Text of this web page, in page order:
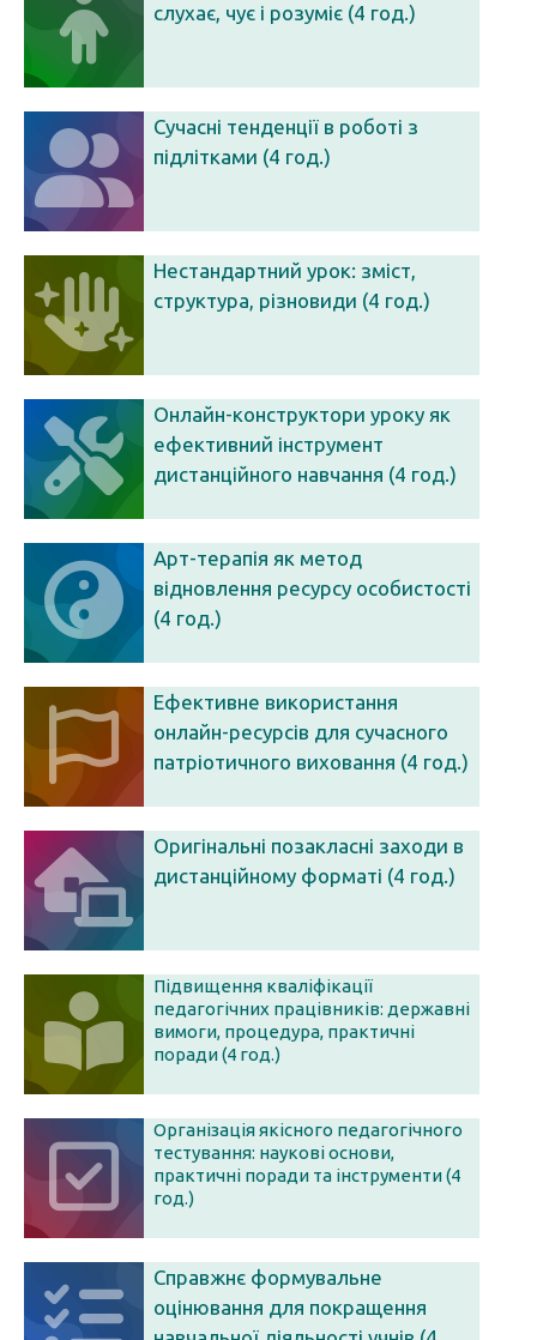
слухає, чує і розуміє (4 год.)
Сучасні тенденції в роботі з
підлітками (4 год.)
Нестандартний урок: зміст,
структура, різновиди (4 год.)
Онлайн-конструктори уроку як
ефективний інструмент
дистанційного навчання (4 год.)
Арт-терапія як метод
відновлення ресурсу особистості
(4 год.)
Ефективне використання
онлайн-ресурсів для сучасного
патріотичного виховання (4 год.)
Оригінальні позакласні заходи в
дистанційному форматі (4 год.)
Підвищення кваліфікації
педагогічних працівників: державні
вимоги, процедура, практичні
поради (4 год.)
Організація якісного педагогічного
тестування: наукові основи,
практичні поради та інструменти (4
год.)
Справжнє формувальне
оцінювання для покращення